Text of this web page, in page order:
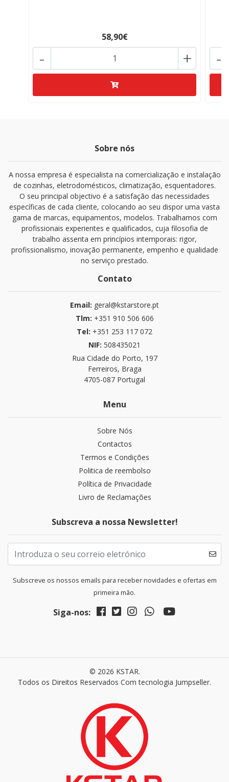
58,90€
+
- -
Sobre nós
A nossa empresa é especialista na comercialização e instalação
de cozinhas, eletrodomésticos, climatização, esquentadores.
O seu principal objectivo é a satisfação das necessidades
específicas de cada cliente, colocando ao seu dispor uma vasta
gama de marcas, equipamentos, modelos. Trabalhamos com
profissionais experientes e qualificados, cuja filosofia de
trabalho assenta em princípios intemporais: rigor,
profissionalismo, inovação permanente, empenho e qualidade
no serviço prestado.
Contato
Email: geral@kstarstore.pt
Tlm: +351 910 506 606
Tel: +351 253 117 072
NIF: 508435021
Rua Cidade do Porto, 197
Ferreiros, Braga
4705-087 Portugal
Menu
Sobre Nós
Contactos
Termos e Condições
Politica de reembolso
Política de Privacidade
Livro de Reclamações
Subscreva a nossa Newsletter!
Subscreve os nossos emails para receber novidades e ofertas em
primeira mão.
Siga-nos:
© 2026 KSTAR.
Todos os Direitos Reservados Com tecnologia Jumpseller.